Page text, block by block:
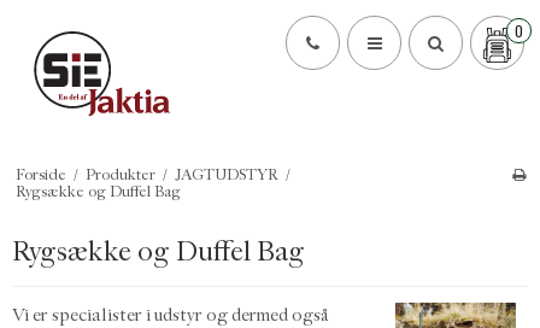
0
Forside / Produkter / JAGTUDSTYR /
Rygsække og Duffel Bag
Rygsække og Duffel Bag
Vi er specialister i udstyr og dermed også